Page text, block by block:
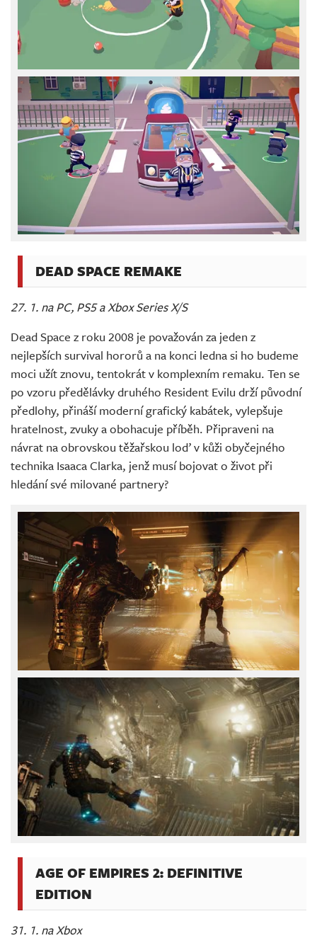
DEAD SPACE REMAKE
27. 1. na PC, PS5 a Xbox Series X/S
Dead Space z roku 2008 je považován za jeden z
nejlepších survival hororů a na konci ledna si ho budeme
moci užít znovu, tentokrát v komplexním remaku. Ten se
po vzoru předělávky druhého Resident Evilu drží původní
předlohy, přináší moderní grafický kabátek, vylepšuje
hratelnost, zvuky a obohacuje příběh. Připraveni na
návrat na obrovskou těžařskou loď v kůži obyčejného
technika Isaaca Clarka, jenž musí bojovat o život při
hledání své milované partnery?
AGE OF EMPIRES 2: DEFINITIVE
EDITION
31. 1. na Xbox